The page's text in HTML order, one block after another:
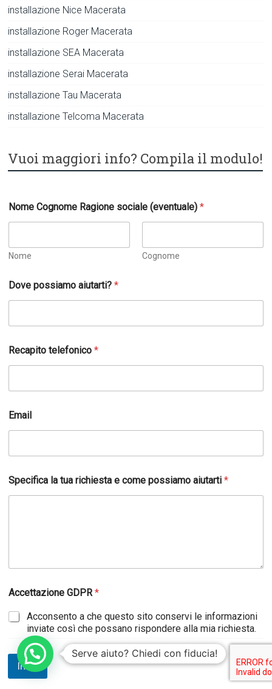
installazione Nice Macerata
installazione Roger Macerata
installazione SEA Macerata
installazione Serai Macerata
installazione Tau Macerata
installazione Telcoma Macerata
Vuoi maggiori info? Compila il modulo!
Nome Cognome Ragione sociale (eventuale)*
Nome Cognome
a
s
c
a
l
e
Dove possiamo aiutarti?*
Recapito telefonico*
Email
Specifica la tua richiesta e come possiamo aiutarti*
Accettazione GDPR*
Acconsento a che questo sito conservi le informazioni
inviate così che possano rispondere alla mia richiesta.
Invia
Serve aiuto? Chiedi con fiducia!